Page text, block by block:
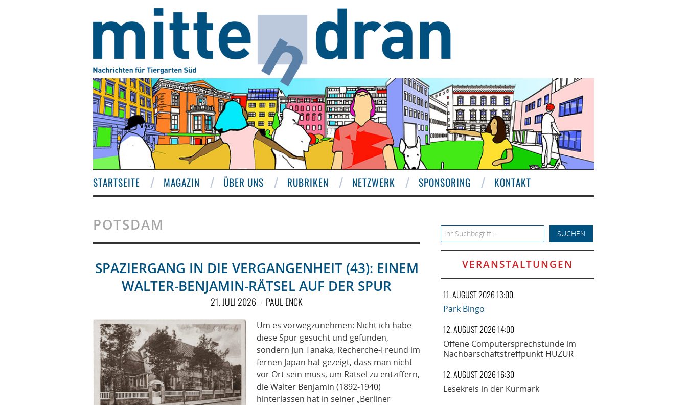
STARTSEITE MAGAZIN ÜBER UNS RUBRIKEN NETZWERK SPONSORING KONTAKT
POTSDAM
SPAZIERGANG IN DIE VERGANGENHEIT (43): EINEM
WALTER-BENJAMIN-RÄTSEL AUF DER SPUR
21. JULI 2026 PAUL ENCK
Um es vorwegzunehmen: Nicht ich habe
diese Spur gesucht und gefunden,
sondern Jun Tanaka, Recherche-Freund im
fernen Japan hat gezeigt, dass man nicht
vor Ort sein muss, um Rätsel zu entziffern,
die Walter Benjamin (1892-1940)
hinterlassen hat in seiner „Berliner
Search for:
VERANSTALTUNGEN
11. AUGUST 2026 13:00
Park Bingo
12. AUGUST 2026 14:00
Offene Computersprechstunde im
Nachbarschaftstreffpunkt HUZUR
12. AUGUST 2026 16:30
Lesekreis in der Kurmark